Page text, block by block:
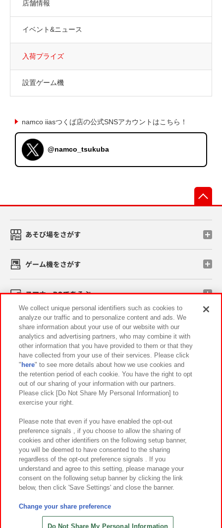
店舗情報
イベント&ニュース
入荷プライズ
設置ゲーム機
namco iiasつくば店の公式SNSアカウントはこちら！
@namco_tsukuba
あそび場をさがす
ゲーム機をさがす
スマホ・PCであそぶ
イベント・キャンペーン
関連会社 サステナビリティ サイトポリシー
プライバシーポリシー ウェブアクセシビリティ方針と検証結果
お取引先さまとともに
カスタマーハラスメント対応方針 よくあるご質問・お問い合わせ
©Bandai Namco Amusement Inc.
©Bandai Namco Amusement Lab Inc.
©HANAYASHIKI Co., Ltd. All Rights Reserved.
We collect unique personal identifiers such as cookies to
analyze our traffic and to personalize content and ads. We
share information about your use of our website with our
analytics and advertising partners, who may combine it with
other information that you have provided to them or that they
have collected from your use of their services. Please click
" here" to see more details about how we use cookies and
the retention period of each cookie. You have the right to opt
out of our sharing of your information with our partners.
Please click [Do Not Share My Personal Information] to
exercise your right.
Please note that even if you have enabled the opt-out
preference signals , if you choose to allow the sharing of
cookies and other identifiers on the following setup banner,
you will be deemed to have consented to the sharing
regardless of the opt-out preference signals . If you
understand and agree to this setting, please manage your
consent on the following setup banner by clicking the link
below, then click 'Save Settings' and close the banner.
Change your share preference
Do Not Share My Personal Information